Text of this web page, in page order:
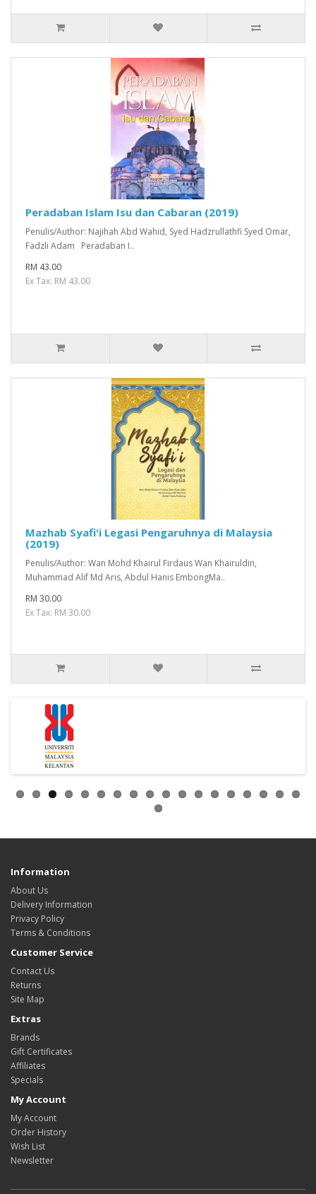
Peradaban Islam Isu dan Cabaran (2019)
Penulis/Author: Najihah Abd Wahid, Syed Hadzrullathfi Syed Omar,
Fadzli Adam Peradaban I..
RM 43.00
Ex Tax: RM 43.00
Mazhab Syafi'i Legasi Pengaruhnya di Malaysia
(2019)
Penulis/Author: Wan Mohd Khairul Firdaus Wan Khairuldin,
Muhammad Alif Md Aris, Abdul Hanis EmbongMa..
RM 30.00
Ex Tax: RM 30.00
Information
About Us
Delivery Information
Privacy Policy
Terms & Conditions
Customer Service
Contact Us
Returns
Site Map
Extras
Brands
Gift Certificates
Affiliates
Specials
My Account
My Account
Order History
Wish List
Newsletter